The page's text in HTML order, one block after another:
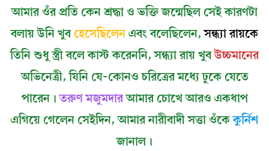
আমার ওঁর প্রতি কেন শ্রদ্ধা ও ভক্তি জন্মেছিল সেই কারণটা
বলায় উনি খুবহেসেছিলেনএবং বলেছিলেন,সন্ধ্যা রায়কে
তিনি শুধু স্ত্রী বলে কাস্ট করেননি, সন্ধ্যা রায় খুবউচ্চমানের
অভিনেত্রী, যিনি যে-কোনও চরিত্রের মধ্যে ঢুকে যেতে
পারেন।তরুণ মজুমদারআমার চোখে আরও একধাপ
এগিয়ে গেলেন সেইদিন, আমার নারীবাদী সত্তা ওঁকেকুর্নিশ
জানাল।